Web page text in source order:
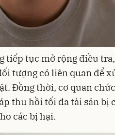
tiếp tục mở rộng điều
tượng có liên quan để
Đồng thời, cơ quan
thu hồi tối đa tài sản bị
các bị hại.